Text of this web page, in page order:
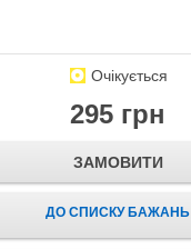
Очікується
295 грн
ЗАМОВИТИ
ДО СПИСКУ БАЖАНЬ